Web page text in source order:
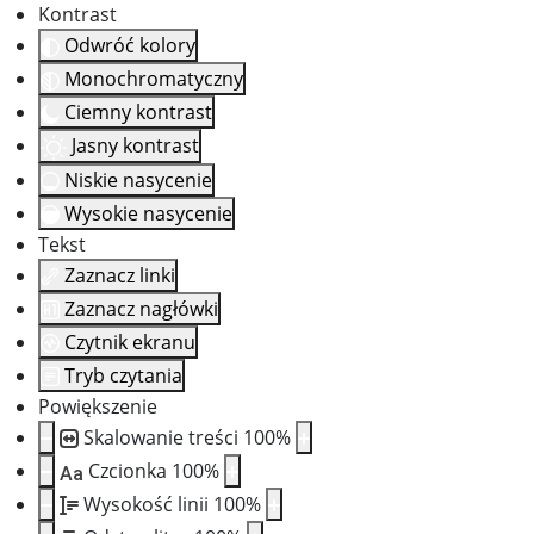
Kontrast
Odwróć kolory
Monochromatyczny
Ciemny kontrast
Jasny kontrast
Niskie nasycenie
Wysokie nasycenie
Tekst
Zaznacz linki
Zaznacz nagłówki
Czytnik ekranu
Tryb czytania
Powiększenie
Skalowanie treści 100%
Aa Czcionka 100%
Wysokość linii 100%